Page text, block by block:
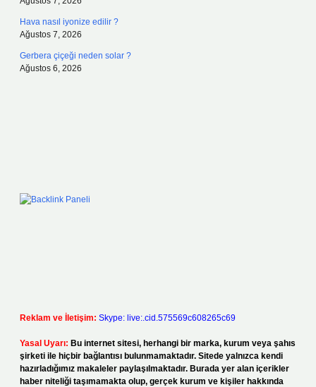
Hava nasıl iyonize edilir ?
Ağustos 7, 2026
Gerbera çiçeği neden solar ?
Ağustos 6, 2026
Reklam ve İletişim: Skype: live:.cid.575569c608265c69
Yasal Uyarı: Bu internet sitesi, herhangi bir marka, kurum veya şahıs
şirketi ile hiçbir bağlantısı bulunmamaktadır. Sitede yalnızca kendi
hazırladığımız makaleler paylaşılmaktadır. Burada yer alan içerikler
haber niteliği taşımamakta olup, gerçek kurum ve kişiler hakkında